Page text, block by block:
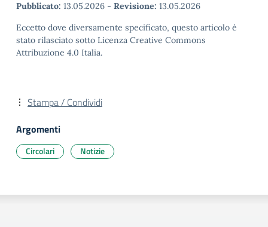
Pubblicato: 13.05.2026 - Revisione: 13.05.2026
Eccetto dove diversamente specificato, questo articolo è
stato rilasciato sotto Licenza Creative Commons
Attribuzione 4.0 Italia.
Stampa / Condividi
Argomenti
Circolari Notizie